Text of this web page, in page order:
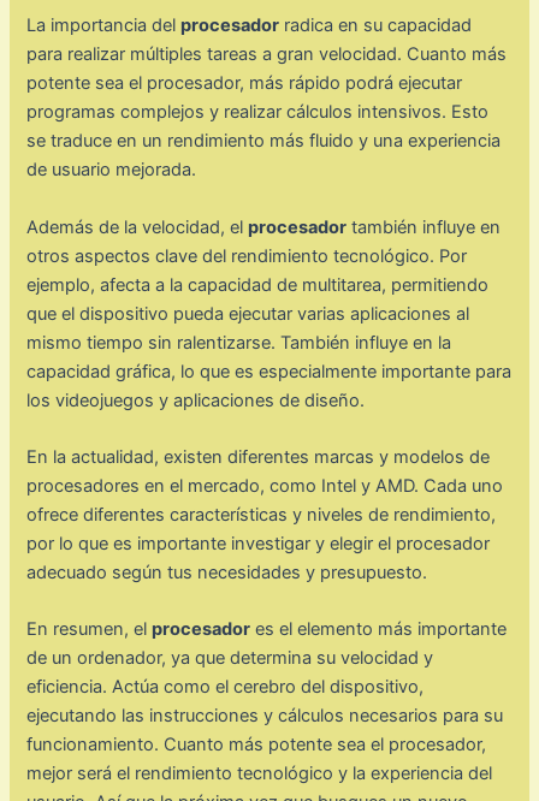
La importancia del procesador radica en su capacidad
para realizar múltiples tareas a gran velocidad. Cuanto más
potente sea el procesador, más rápido podrá ejecutar
programas complejos y realizar cálculos intensivos. Esto
se traduce en un rendimiento más fluido y una experiencia
de usuario mejorada.
Además de la velocidad, el procesador también influye en
otros aspectos clave del rendimiento tecnológico. Por
ejemplo, afecta a la capacidad de multitarea, permitiendo
que el dispositivo pueda ejecutar varias aplicaciones al
mismo tiempo sin ralentizarse. También influye en la
capacidad gráfica, lo que es especialmente importante para
los videojuegos y aplicaciones de diseño.
En la actualidad, existen diferentes marcas y modelos de
procesadores en el mercado, como Intel y AMD. Cada uno
ofrece diferentes características y niveles de rendimiento,
por lo que es importante investigar y elegir el procesador
adecuado según tus necesidades y presupuesto.
En resumen, el procesador es el elemento más importante
de un ordenador, ya que determina su velocidad y
eficiencia. Actúa como el cerebro del dispositivo,
ejecutando las instrucciones y cálculos necesarios para su
funcionamiento. Cuanto más potente sea el procesador,
mejor será el rendimiento tecnológico y la experiencia del